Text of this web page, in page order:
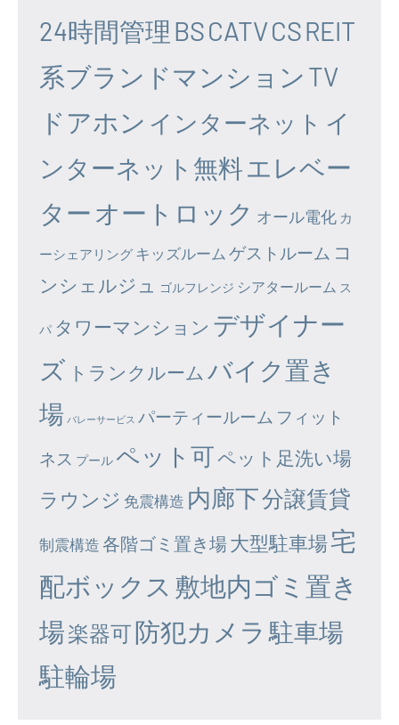
24時間管理 BSCATVCSREIT
系ブランドマンション TV
ドアホン インターネット イ
ンターネット無料エレベー
ター オートロック オール電化 カ
ーシェアリング キッズルーム ゲストルーム コ
ンシェルジュ
ゴルフレンジ シアタールーム ス
パ タワーマンション デザイナー
ズ トランクルーム バイク置き
場 バレーサービス パーティールーム フィット
ネス プール ペット可ペット足洗い場
ラウンジ 免震構造 内廊下分譲賃貸
制震構造 各階ゴミ置き場大型駐車場宅
配ボックス 敷地内ゴミ置き
場楽器可防犯カメラ 駐車場
駐輪場